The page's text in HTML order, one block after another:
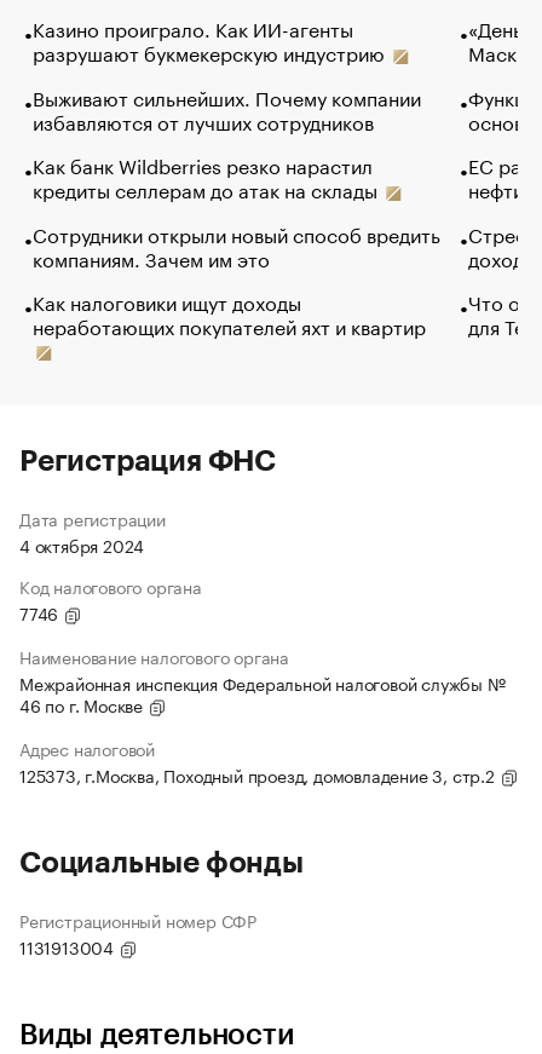
Казино проиграло. Как ИИ-агенты
разрушают букмекерскую индустрию
Выживают сильнейших. Почему компании
избавляются от лучших сотрудников
Как банк Wildberries резко нарастил
кредиты селлерам до атак на склады
Сотрудники открыли новый способ вредить
компаниям. Зачем им это
Как налоговики ищут доходы
неработающих покупателей яхт и квартир
Маск в
основ
ЕС
нефти
Что
для
Регистрация ФНС
Дата регистрации
4 октября 2024
Код налогового органа
7746
Наименование налогового органа
Межрайонная инспекция Федеральной налоговой службы №
46 по г. Москве
Адрес налоговой
125373, г.Москва, Походный проезд, домовладение 3, стр.2
Социальные фонды
Регистрационный номер СФР
1131913004
Виды деятельности